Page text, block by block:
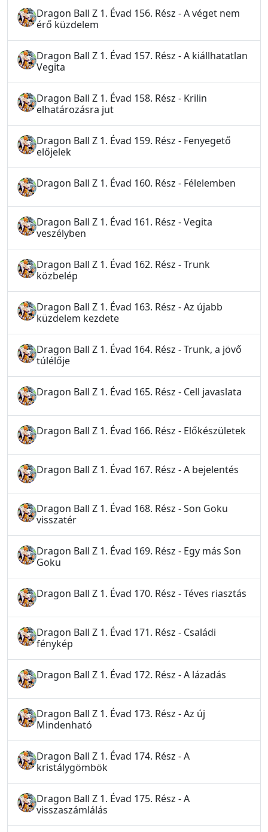
Dragon Ball Z 1. Évad 156. Rész - A véget nem
érő küzdelem
Dragon Ball Z 1. Évad 157. Rész - A kiállhatatlan
Vegita
Dragon Ball Z 1. Évad 158. Rész - Krilin
elhatározásra jut
Dragon Ball Z 1. Évad 159. Rész - Fenyegető
előjelek
Dragon Ball Z 1. Évad 160. Rész - Félelemben
Dragon Ball Z 1. Évad 161. Rész - Vegita
veszélyben
Dragon Ball Z 1. Évad 162. Rész - Trunk
közbelép
Dragon Ball Z 1. Évad 163. Rész - Az újabb
küzdelem kezdete
Dragon Ball Z 1. Évad 164. Rész - Trunk, a jövő
túlélője
Dragon Ball Z 1. Évad 165. Rész - Cell javaslata
Dragon Ball Z 1. Évad 166. Rész - Előkészületek
Dragon Ball Z 1. Évad 167. Rész - A bejelentés
Dragon Ball Z 1. Évad 168. Rész - Son Goku
visszatér
Dragon Ball Z 1. Évad 169. Rész - Egy más Son
Goku
Dragon Ball Z 1. Évad 170. Rész - Téves riasztás
Dragon Ball Z 1. Évad 171. Rész - Családi
fénykép
Dragon Ball Z 1. Évad 172. Rész - A lázadás
Dragon Ball Z 1. Évad 173. Rész - Az új
Mindenható
Dragon Ball Z 1. Évad 174. Rész - A
kristálygömbök
Dragon Ball Z 1. Évad 175. Rész - A
visszaszámlálás